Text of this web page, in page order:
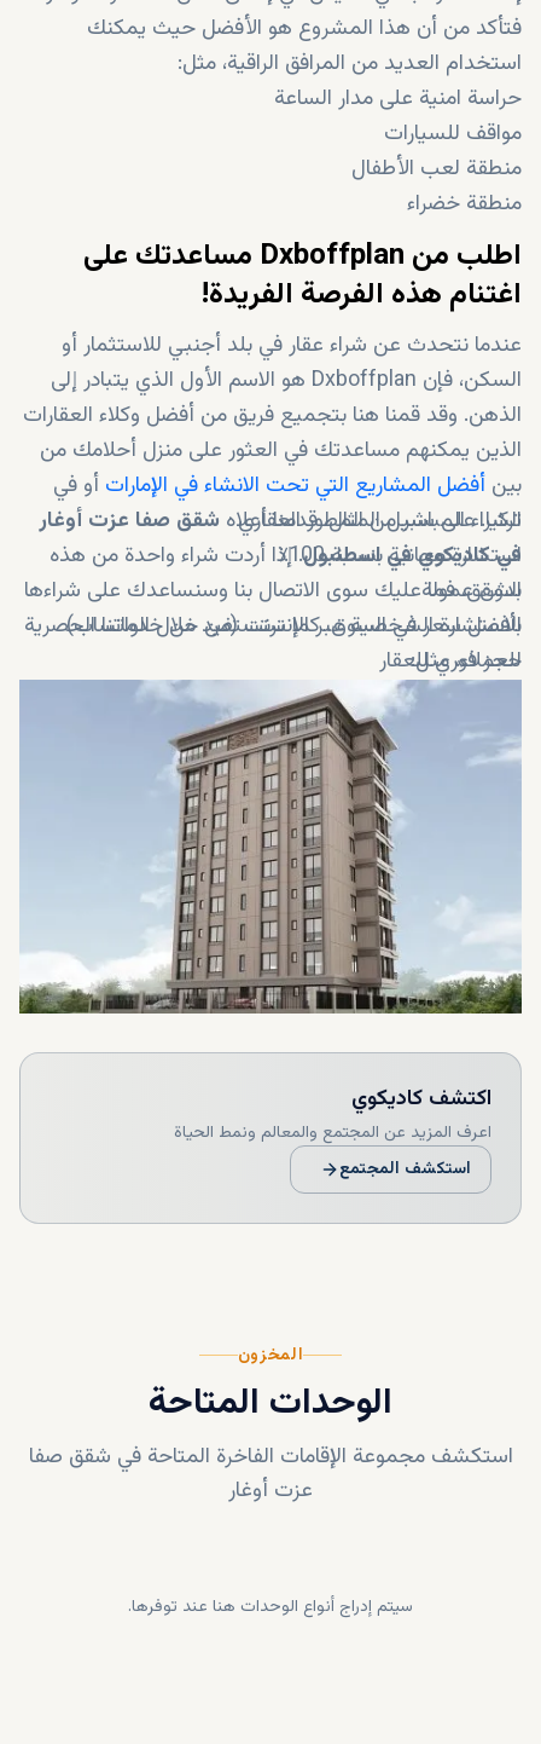
فتأكد من أن هذا المشروع هو الأفضل حيث يمكنك
استخدام العديد من المرافق الراقية، مثل:
حراسة امنية على مدار الساعة
مواقف للسيارات
منطقة لعب الأطفال
منطقة خضراء
اطلب من Dxboffplan مساعدتك على
اغتنام هذه الفرصة الفريدة!
عندما نتحدث عن شراء عقار في بلد أجنبي للاستثمار أو
السكن، فإن Dxboffplan هو الاسم الأول الذي يتبادر إلى
الذهن. وقد قمنا هنا بتجميع فريق من أفضل وكلاء العقارات
الذين يمكنهم مساعدتك في العثور على منزل أحلامك من
بين أفضل المشاريع التي تحت الانشاء في الإمارات أو في
تركيا. على سبيل المثال، قدمنا أعلاه شقق صفا عزت أوغار
في كاديكوي في اسطنبول. إذا أردت شراء واحدة من هذه
الشقق، فما عليك سوى الاتصال بنا وسنساعدك على شراءها
بأفضل سعر في السوق. كما ستستفيد من خدماتنا الحصرية
للعملاء، مثل:
الشراء المباشر من المطور العقاري
استشارة مجانية بنسبة 100٪
بدون عمولة
الاستشارة الشخصية عبر الإنترنت (من خلال الواتساب)
حجز فوري للعقار
خدمات التجنيس
اكتشف كاديكوي
اعرف المزيد عن المجتمع والمعالم ونمط الحياة
استكشف المجتمع
المخزون
الوحدات المتاحة
استكشف مجموعة الإقامات الفاخرة المتاحة في شقق صفا
عزت أوغار
سيتم إدراج أنواع الوحدات هنا عند توفرها.